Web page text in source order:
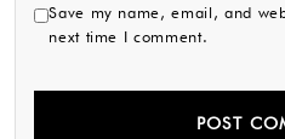
Save my name, email, and
next time I comment.